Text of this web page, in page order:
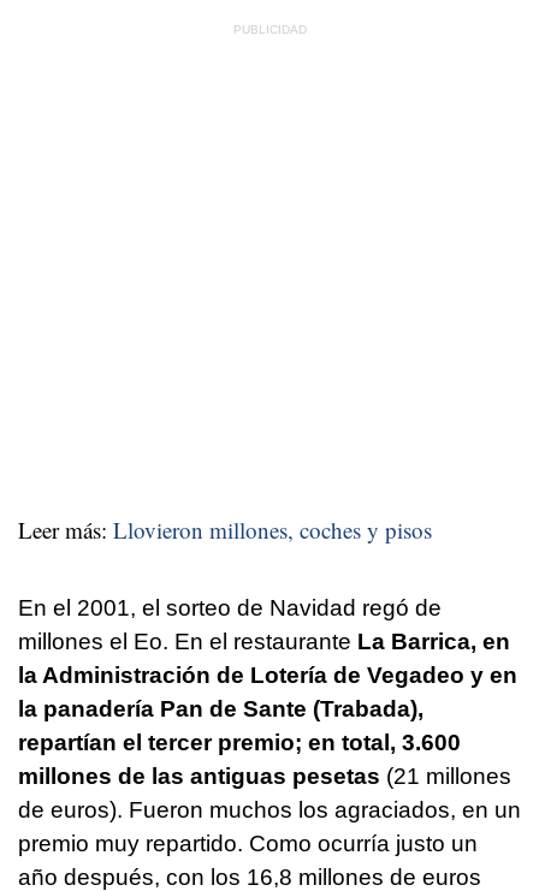
Leer más: Llovieron millones, coches y pisos
En el 2001, el sorteo de Navidad regó de
millones el Eo. En el restaurante La Barrica, en
la Administración de Lotería de Vegadeo y en
la panadería Pan de Sante (Trabada),
repartían el tercer premio; en total, 3.600
millones de las antiguas pesetas (21 millones
de euros). Fueron muchos los agraciados, en un
premio muy repartido. Como ocurría justo un
año después, con los 16,8 millones de euros